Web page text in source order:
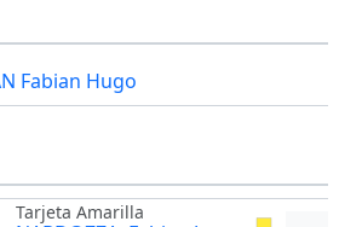
Fabian Hugo
Tarjeta Amarilla